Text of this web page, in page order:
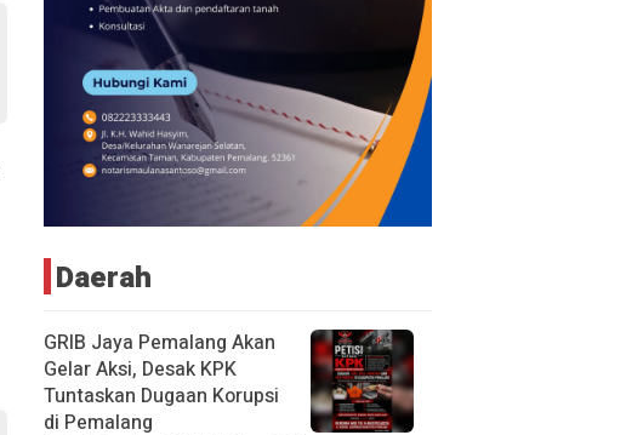
Daerah
GRIB Jaya Pemalang Akan
Gelar Aksi, Desak KPK
Tuntaskan Dugaan Korupsi
di Pemalang